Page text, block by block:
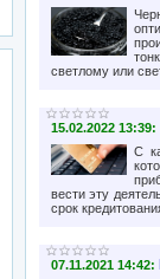
светлому или
15.02.2022 13:39:
С
вести эту
срок
07.11.2021 14:42: